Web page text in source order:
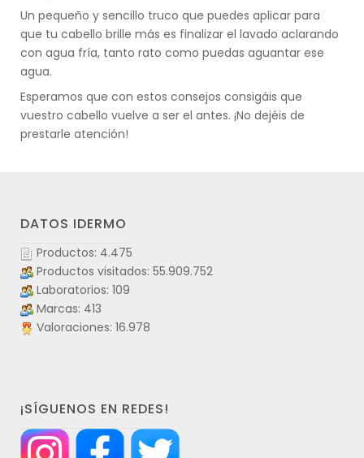
Un pequeño y sencillo truco que puedes aplicar para
que tu cabello brille más es finalizar el lavado aclarando
con agua fría, tanto rato como puedas aguantar ese
agua.
Esperamos que con estos consejos consigáis que
vuestro cabello vuelve a ser el antes. ¡No dejéis de
prestarle atención!
DATOS IDERMO
Productos: 4.475
Productos visitados: 55.909.752
Laboratorios: 109
Marcas: 413
Valoraciones: 16.978
¡SÍGUENOS EN REDES!